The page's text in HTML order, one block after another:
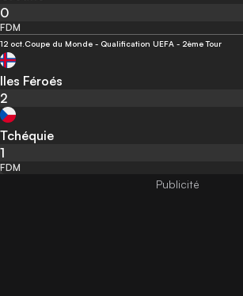
0
FDM
12 oct. Coupe du Monde - Qualification UEFA - 2ème Tour
Iles Féroés
2
Tchéquie
1
FDM